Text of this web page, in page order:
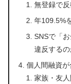
無登録で
年109.5%
SNSで「
違反するの
個人間融資
家族・友